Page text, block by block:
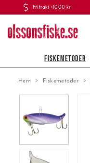
Fri frakt >1000 kr
FISKEMETODER
Hem Fiskemetoder